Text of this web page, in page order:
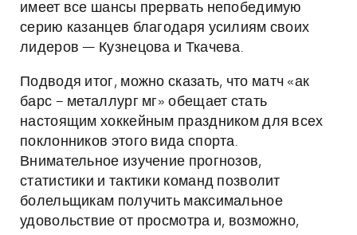
имеет все шансы прервать непобедимую
серию казанцев благодаря усилиям своих
лидеров — Кузнецова и Ткачева.
Подводя итог, можно сказать, что матч «ак
барс – металлург мг» обещает стать
настоящим хоккейным праздником для всех
поклонников этого вида спорта.
Внимательное изучение прогнозов,
статистики и тактики команд позволит
болельщикам получить максимальное
удовольствие от просмотра и, возможно,